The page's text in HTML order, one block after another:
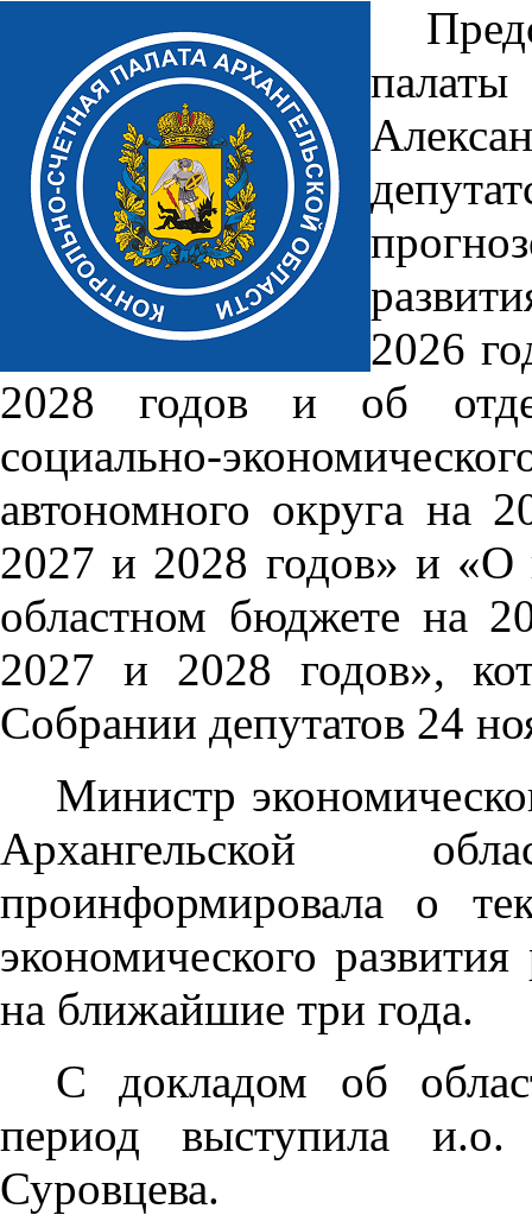
2026
2028 годов и об
социально-
автономного округа на
2027 и 2028 годов» и «О
областном бюджете на
2027 и 2028 годов»,
Собрании депутатов 24
Министр
Архангельской
проинформировала о
экономического
на ближайшие три года.
С докладом об
период выступила и.о.
Суровцева.